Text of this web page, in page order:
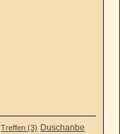
Treffen (3) Duschanbe